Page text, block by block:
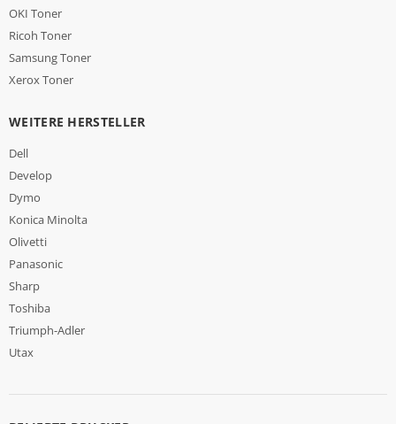
OKI Toner
Ricoh Toner
Samsung Toner
Xerox Toner
WEITERE HERSTELLER
Dell
Develop
Dymo
Konica Minolta
Olivetti
Panasonic
Sharp
Toshiba
Triumph-Adler
Utax